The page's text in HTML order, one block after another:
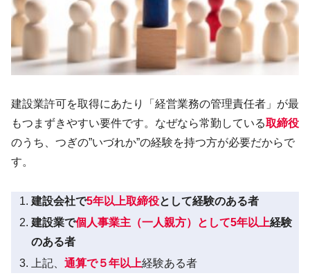
建設業許可を取得にあたり「経営業務の管理責任者」が最
もつまずきやすい要件です。なぜなら常勤している取締役
のうち、つぎの”いづれか”の経験を持つ方が必要だからで
す。
建設会社で5年以上取締役として経験のある者
建設業で個人事業主（一人親方）として5年以上経験
のある者
上記、通算で５年以上経験ある者